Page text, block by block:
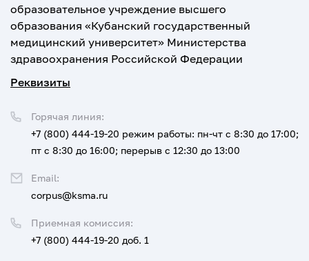
образовательное учреждение высшего
образования «Кубанский государственный
медицинский университет» Министерства
здравоохранения Российской Федерации
Реквизиты
Приемная комиссия:
+7 (800) 444-19-20 доб. 1
Горячая линия:
+7 (800) 444-19-20 режим работы: пн-чт с 8:30 до 17:00;
пт с 8:30 до 16:00; перерыв с 12:30 до 13:00
Email:
corpus@ksma.ru